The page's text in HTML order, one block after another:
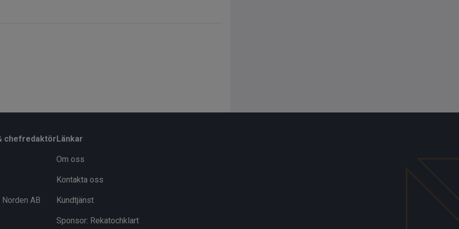
chefredaktör
AB
Länkar
Om oss
Kontakta oss
Kundtjänst
Sponsor: Rekatochklart